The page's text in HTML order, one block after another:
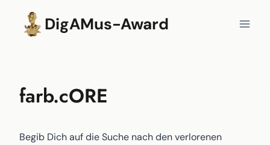
springen
DigAMus-Award
farb.cORE
Begib Dich auf die Suche nach den verlorenen